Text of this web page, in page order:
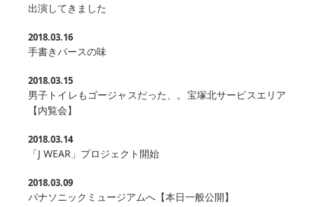
出演してきました
2018.03.16
手書きパースの味
2018.03.15
男子トイレもゴージャスだった、。宝塚北サービスエリア
【内覧会】
2018.03.14
「J WEAR」プロジェクト開始
2018.03.09
パナソニックミュージアムへ【本日一般公開】